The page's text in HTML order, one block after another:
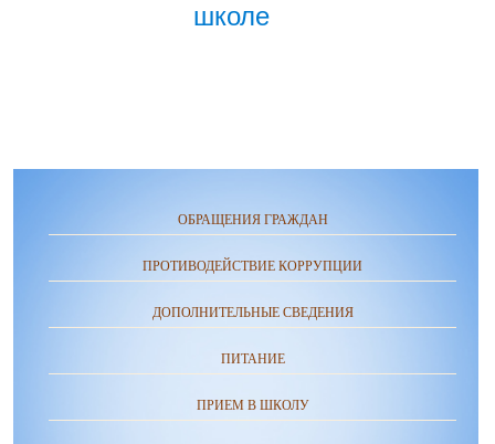
школе
ОБРАЩЕНИЯ ГРАЖДАН
ПРОТИВОДЕЙСТВИЕ КОРРУПЦИИ
ДОПОЛНИТЕЛЬНЫЕ СВЕДЕНИЯ
ПИТАНИЕ
ПРИЕМ В ШКОЛУ